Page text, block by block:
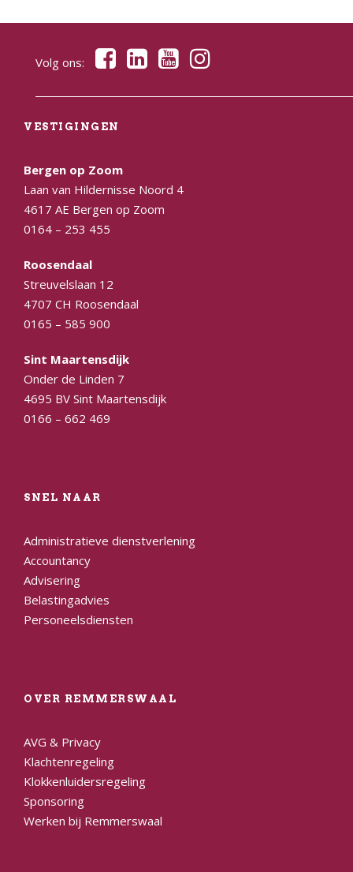
Volg ons:
VESTIGINGEN
Bergen op Zoom
Laan van Hildernisse Noord 4
4617 AE Bergen op Zoom
0164 – 253 455
Roosendaal
Streuvelslaan 12
4707 CH Roosendaal
0165 – 585 900
Sint Maartensdijk
Onder de Linden 7
4695 BV Sint Maartensdijk
0166 – 662 469
SNEL NAAR
Administratieve dienstverlening
Accountancy
Advisering
Belastingadvies
Personeelsdiensten
OVER REMMERSWAAL
AVG & Privacy
Klachtenregeling
Klokkenluidersregeling
Sponsoring
Werken bij Remmerswaal